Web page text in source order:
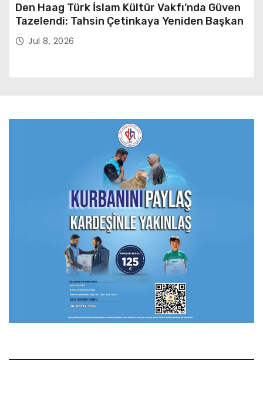
Den Haag Türk İslam Kültür Vakfı’nda Güven
Tazelendi: Tahsin Çetinkaya Yeniden Başkan
Jul 8, 2026